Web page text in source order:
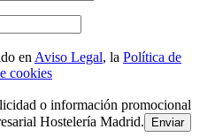
enAviso Legal, la Política de
cookies
o información promocional
Hostelería Madrid.